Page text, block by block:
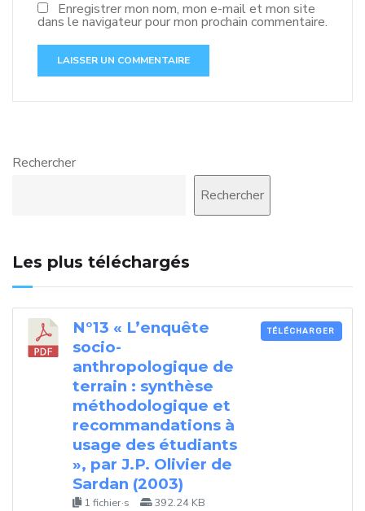
Enregistrer mon nom, mon e-mail et mon site
dans le navigateur pour mon prochain commentaire.
Rechercher
Rechercher
Les plus téléchargés
N°13 « L’enquête
socio-
anthropologique de
terrain : synthèse
méthodologique et
recommandations à
usage des étudiants
», par J.P. Olivier de
Sardan (2003)
1 fichier·s 392.24 KB
TÉLÉCHARGER